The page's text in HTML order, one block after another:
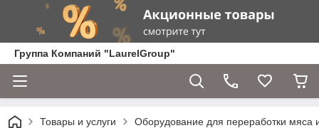
Группа Компаний "LaurelGroup"
Товары и услуги Оборудование для переработки мяса